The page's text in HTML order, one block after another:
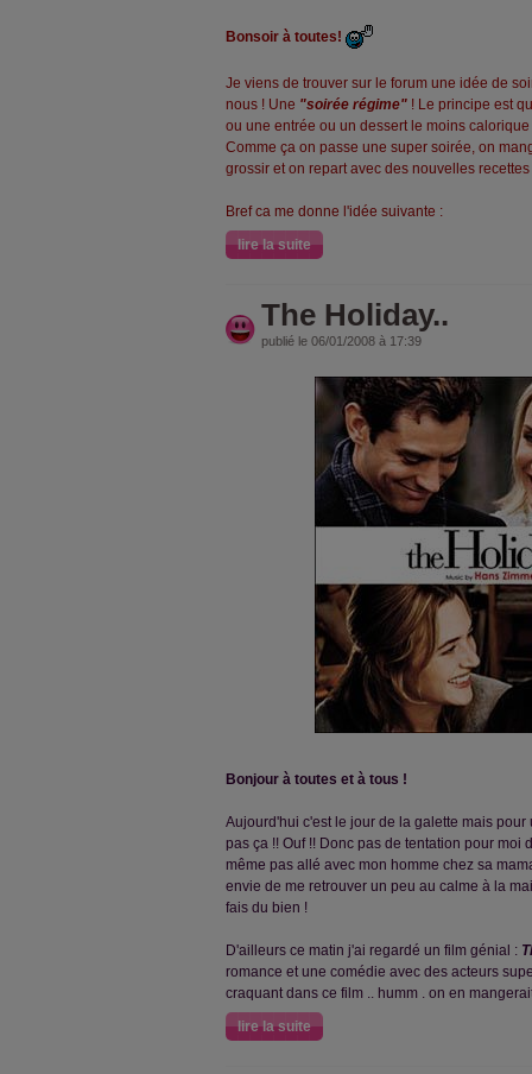
Bonsoir à toutes!
Je viens de trouver sur le forum une idée de
nous ! Une "soirée régime" ! Le principe est
ou une entrée ou un dessert le moins
Comme ça on passe une super soirée, on
grossir et on repart avec des nouvelles
Bref ca me donne l'idée suivante :
lire la suite
The Holiday..
publié le 06/01/2008 à 17:39
Bonjour à toutes et à tous !
Aujourd'hui c'est le jour de la galette mais
pas ça !! Ouf !! Donc pas de tentation pour moi
même pas allé avec mon homme chez sa
envie de me retrouver un peu au calme à la
fais du bien !
D'ailleurs ce matin j'ai regardé un film génial :
romance et une comédie avec des acteurs
craquant dans ce film .. humm . on en
lire la suite